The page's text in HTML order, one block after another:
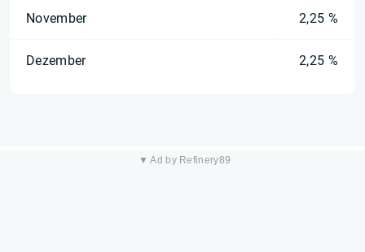
November 2,25 %
Dezember 2,25 %
▼ Ad by Refinery89